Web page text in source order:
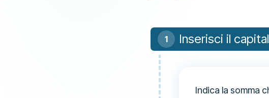
Inserisci il
Indica la somma